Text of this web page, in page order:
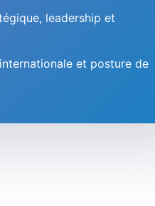
leadership et
et posture de